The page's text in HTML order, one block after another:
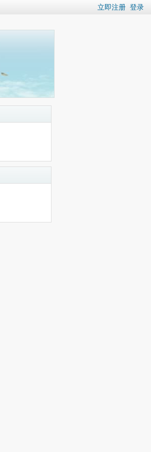
立即注册 登录